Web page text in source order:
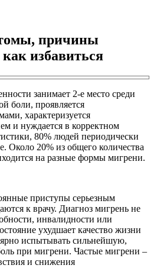
причины
избавиться
занимает 2-е место среди
боли, проявляется
характеризуется
и нуждается в корректном
80% людей периодически
Около 20% из общего количества
на разные формы мигрени.
приступы серьезным
к врачу. Диагноз мигрень не
инвалидности или
ухудшает качество жизни
испытывать сильнейшую,
при мигрени. Частые мигрени –
и снижения